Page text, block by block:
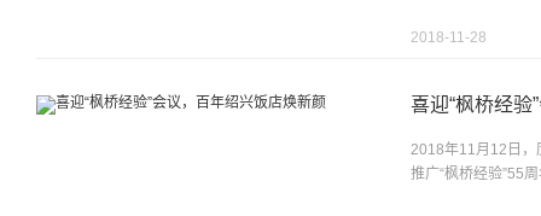
2018-11-28
喜迎“枫桥经验
2018年11月12日
推广“枫桥经验”55